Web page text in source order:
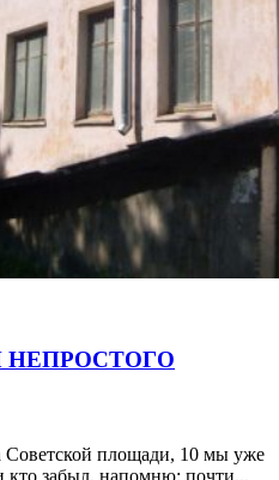
площади, 10 мы уже
забыл, напомню: почти...